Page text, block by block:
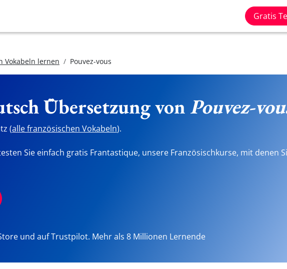
Gratis
Vokabeln lernen Pouvez-vous
Übersetzung vonPouvez-
(alle französischen Vokabeln).
Sie einfach gratis Frantastique, unsere Französischkurse, mit denen
und auf Trustpilot. Mehr als 8 Millionen Lernende